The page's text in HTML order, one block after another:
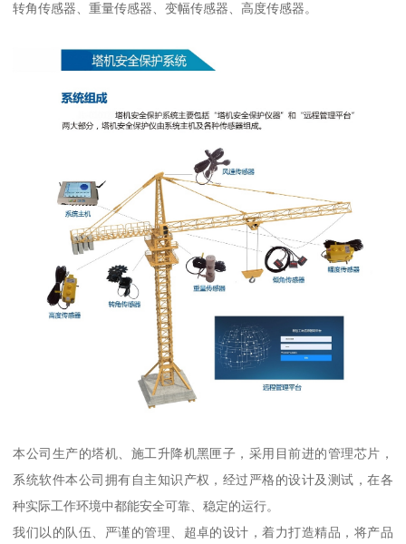
转角传感器、重量传感器、变幅传感器、高度传感器。
本公司生产的塔机、施工升降机黑匣子，采用目前进的管理芯片，
系统软件本公司拥有自主知识产权，经过严格的设计及测试，在各
种实际工作环境中都能安全可靠、稳定的运行。
我们以的队伍、严谨的管理、超卓的设计，着力打造精品，将产品